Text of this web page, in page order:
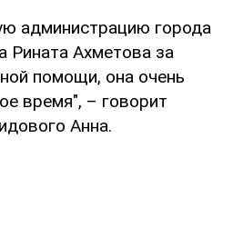
администрацию города
Рината Ахметова за
помощи, она очень
время", – говорит
Анна.